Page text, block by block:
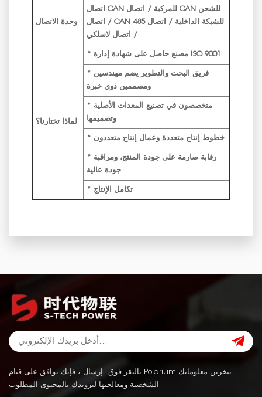
وحدة الاتصال
اتصال CAN للمركبة / اتصال CAN للشحن
/ اتصال CAN للشبكة الداخلية / اتصال 485
/ اتصال لاسلكي
لماذا تختارنا؟
* مصنع حاصل على شهادة إدارة ISO 9001
* فريق البحث والتطوير يضم مهندسين
ومصممين ذوي خبرة
* متخصصون في تصنيع المعدات الأصلية
وتصميمها
* خطوط إنتاج متعددة وعمال إنتاج متعددون
* رقابة صارمة على جودة المنتج، ومراقبة
جودة عالية
* تكامل الإنتاج
بالنقر فوق "إرسال"، فإنك توافق على قيام Polarium بتخزين معلوماتك
الشخصية ومعالجتها لتزويدك بالمحتوى المطلوب.